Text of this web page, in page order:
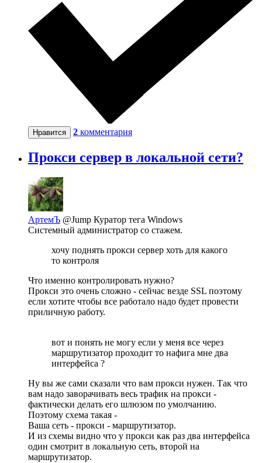
Нравится 2 комментария
Прокси сервер в локальной сети?
АртемЪ @Jump Куратор тега Windows
Системный администратор со стажем.
хочу поднять прокси сервер хоть для какого
то контроля
Что именно контролировать нужно?
Прокси это очень сложно - сейчас везде SSL поэтому
если хотите чтобы все работало надо будет провести
приличную работу.
вот и понять не могу если у меня все через
маршрутизатор проходит то нафига мне два
интерфейса ?
Ну вы же сами сказали что вам прокси нужен. Так что
вам надо заворачивать весь трафик на прокси -
фактически делать его шлюзом по умолчанию.
Поэтому схема такая -
Ваша сеть - прокси - маршрутизатор.
И из схемы видно что у прокси как раз два интерфейса
один смотрит в локальную сеть, второй на
маршрутизатор.